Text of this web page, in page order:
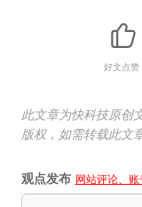
好文点赞
此文章为快科技原创
版权，如需转载此文
观点发布 网站评论、